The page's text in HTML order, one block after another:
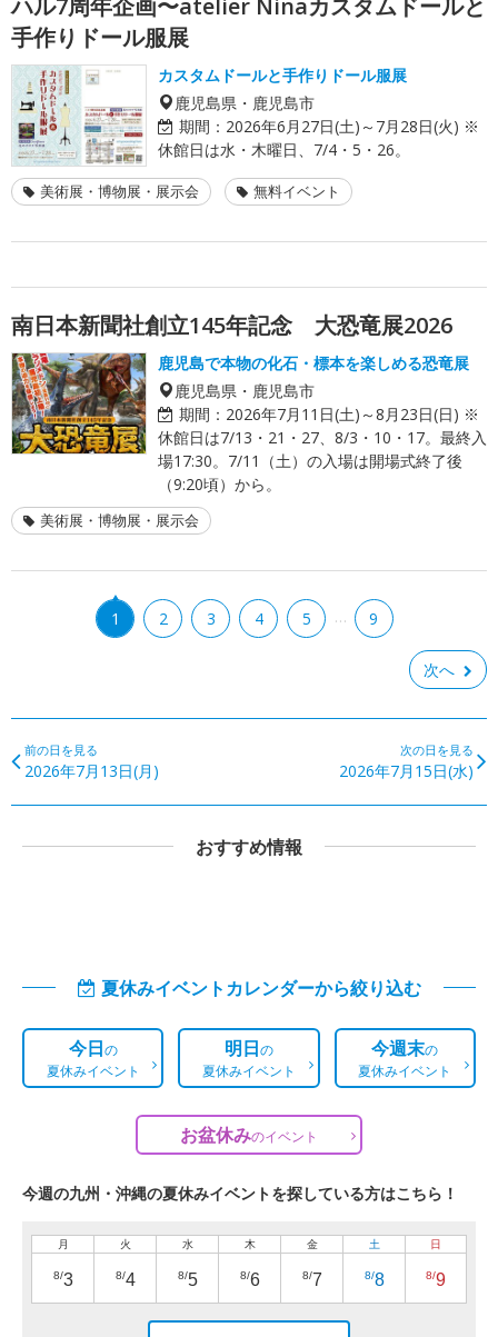
手作りドール服展
カスタムドールと手作りドール服展
鹿児島県・鹿児島市
期間： 2026年6月27日(土)～7月28日(火) ※
休館日は水・木曜日、7/4・5・26。
美術展・博物展・展示会 無料イベント
南日本新聞社創立145年記念 大恐竜展2026
鹿児島で本物の化石・標本を楽しめる恐竜展
鹿児島県・鹿児島市
期間： 2026年7月11日(土)～8月23日(日) ※
休館日は7/13・21・27、8/3・10・17。最終入
場17:30。7/11（土）の入場は開場式終了後
（9:20頃）から。
美術展・博物展・展示会
1 2 3 4 5 … 9
次へ
前の日を見る
2026年7月13日(月)
次の日を見る
2026年7月15日(水)
おすすめ情報
夏休みイベントカレンダーから絞り込む
今日の
夏休みイベント
明日の
夏休みイベント
今週末の
夏休みイベント
お盆休みのイベント
今週の九州・沖縄の夏休みイベントを探している方はこちら！
月
8/3
火
8/4
水
8/5
木
8/6
金
8/7
土
8/8
日
8/9